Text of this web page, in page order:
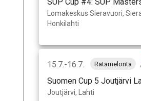
Lomakeskus Sieravuori,
Honkilahti
15.7.-16.7. Ratamelonta
Suomen Cup 5 Joutjärvi
Joutjärvi, Lahti